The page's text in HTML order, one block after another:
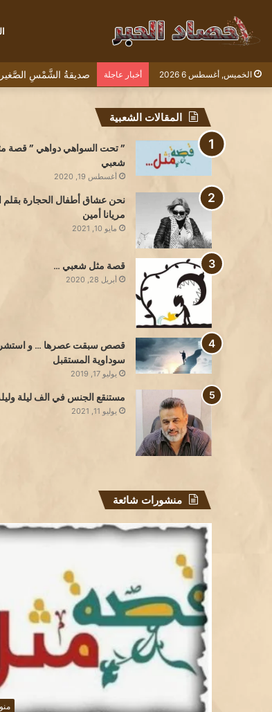
الخميس, أغسطس 6 2026 أخبار عاجلة صديقةُ الشَّمْسِ
المقالات الشعبية
” تحت السواهي دواهي ” قصة
شعبي
أغسطس 19, 2020
نحن عشاق أطفال الحجارة بقلم
مريانا أمين
مايو 10, 2021
قصة مثل شعبي …
أبريل 28, 2020
قصص سبقت عصرها … و
سوداوية المستقبل
يوليو 17, 2019
مستنقع الجنس في الف ليلة
يوليو 11, 2021
منشورات شائعة